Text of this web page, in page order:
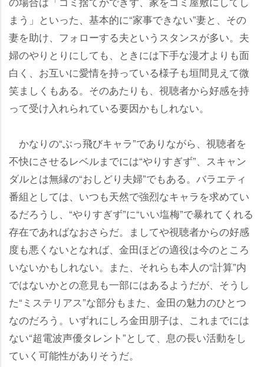
まう」といった、基本的に“家事できない”妻と、その
妻を助け、フォローする夫というスタンスが多い。夫
婦のやりとりにしても、ときには下手な漫才よりも面
白く、お互いに愛情を持っている様子も垣間見えて微
笑ましくもある。そのあたりも、視聴者から好感を持
って受け入れられている要因かもしれない。
かなりの“ぶっ飛びキャラ”でありながら、視聴者を
不快にさせるレベルまでには“やりすぎず”、スキャン
ダルとは無縁の“おしどり夫婦”でもある。バラエティ
番組としては、いつも天然で強烈なキャラを求めてい
るだろうし、“やりすぎず”に“いい塩梅”で暴れてくれる
存在であればなおさらだ。ましてや視聴者からの好感
度も悪くないとなれば、金田ほどの適役は今のところ
いないかもしれない。また、それらも本人の“計算”内
ではないかとの意見も一部にはあるようだが、そうし
た“ミステリアス”な部分もまた、金田の魅力のひとつ
なのだろう。いずれにしろ金田朋子は、これまでには
ない“超電波声優タレント”として、息の長い活動をし
ていく可能性がありそうだ。